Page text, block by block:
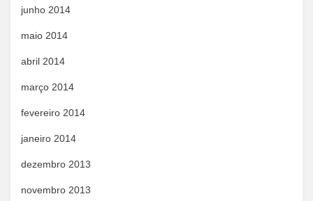
junho 2014
maio 2014
abril 2014
março 2014
fevereiro 2014
janeiro 2014
dezembro 2013
novembro 2013